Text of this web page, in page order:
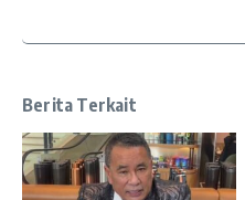
Berita Terkait